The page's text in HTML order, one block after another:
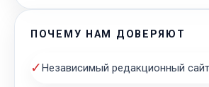
ПОЧЕМУ НАМ ДОВЕРЯЮТ
✓Независимый редакционный сайт